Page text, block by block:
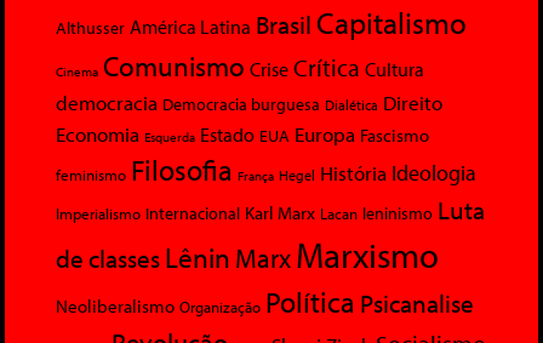
Althusser América Latina Brasil Capitalismo
Cinema Comunismo Crise Crítica Cultura
democracia Democracia burguesa Dialética Direito
Economia Esquerda Estado EUA Europa Fascismo
feminismo Filosofia França Hegel História Ideologia
Imperialismo Internacional Karl Marx Lacan leninismo Luta
de classesLênin MarxMarxismo
Neoliberalismo Organização Política Psicanalise